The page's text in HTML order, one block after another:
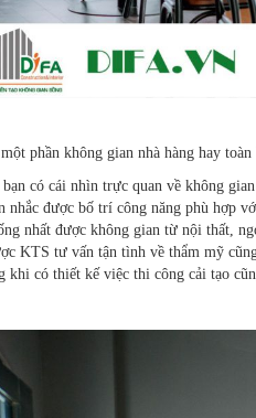
phần không gian nhà hàng hay
có cái nhìn trực quan về không
nhắc được bố trí công năng phù hợp
nhất được không gian từ nội thất,
KTS tư vấn tận tình về thẩm mỹ
khi có thiết kế việc thi công cải tạo